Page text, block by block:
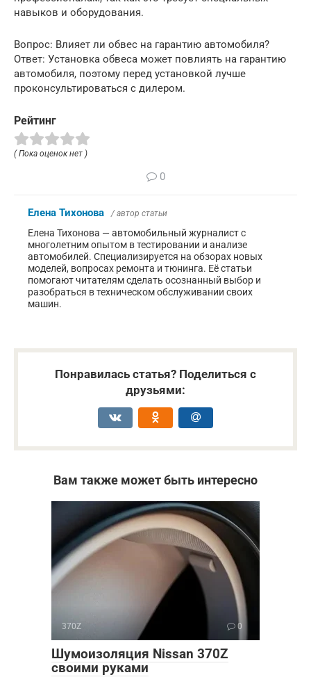
навыков и оборудования.
Вопрос: Влияет ли обвес на гарантию автомобиля?
Ответ: Установка обвеса может повлиять на гарантию
автомобиля, поэтому перед установкой лучше
проконсультироваться с дилером.
Рейтинг
( Пока оценок нет )
0
Елена Тихонова / автор статьи
Елена Тихонова — автомобильный журналист с
многолетним опытом в тестировании и анализе
автомобилей. Специализируется на обзорах новых
моделей, вопросах ремонта и тюнинга. Её статьи
помогают читателям сделать осознанный выбор и
разобраться в техническом обслуживании своих
машин.
Понравилась статья? Поделиться с
друзьями:
Вам также может быть интересно
370Z 0
Шумоизоляция Nissan 370Z
своими руками